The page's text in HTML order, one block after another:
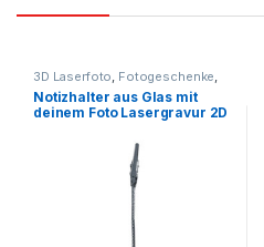
3D Laserfoto, Fotogeschenke,
Geschenkartikel
Notizhalter aus Glas mit
deinem Foto Lasergravur 2D